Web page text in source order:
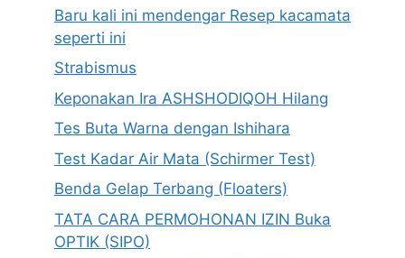
Baru kali ini mendengar Resep kacamata
seperti ini
Strabismus
Keponakan Ira ASHSHODIQOH Hilang
Tes Buta Warna dengan Ishihara
Test Kadar Air Mata (Schirmer Test)
Benda Gelap Terbang (Floaters)
TATA CARA PERMOHONAN IZIN Buka
OPTIK (SIPO)